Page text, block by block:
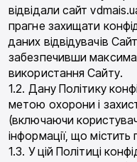
відвідали сайт
прагне захищати
даних відвідувачів
забезпечивши
використання Сайту.
1.2. Дану Політику
метою охорони і
(включаючи
інформації, що містить
1.3. У цій Політиці